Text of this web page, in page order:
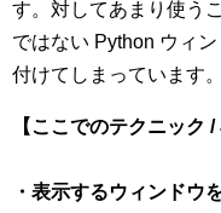
す。対してあまり使う
ではない Python ウィ
付けてしまっています。
【ここでのテクニック /
・表示するウィンドウ